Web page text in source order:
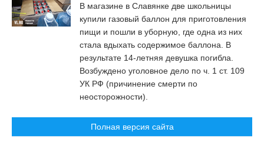
В магазине в Славянке две школьницы
купили газовый баллон для приготовления
пищи и пошли в уборную, где одна из них
стала вдыхать содержимое баллона. В
результате 14-летняя девушка погибла.
Возбуждено уголовное дело по ч. 1 ст. 109
УК РФ (причинение смерти по
неосторожности).
Полная версия сайта